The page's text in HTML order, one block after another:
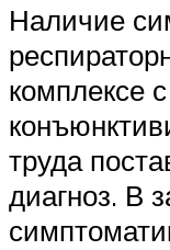
Наличие
комплексе
труда
диагноз. В